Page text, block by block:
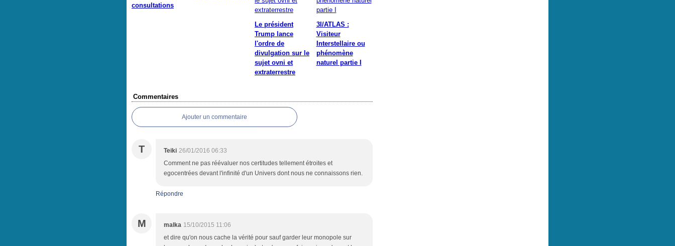
consultations
Le président
Trump lance
l'ordre de
divulgation sur le
sujet ovni et
extraterrestre
3I/ATLAS :
Visiteur
Interstellaire ou
phénomène
naturel partie I
Commentaires
Ajouter un commentaire
T Teiki 26/01/2016 06:33
Comment ne pas réévaluer nos certitudes tellement étroites et
egocentrées devant l'infinité d'un Univers dont nous ne connaissons rien.
Répondre
M malka 15/10/2015 11:06
et dire qu'on nous cache la vérité pour sauf garder leur monopole sur